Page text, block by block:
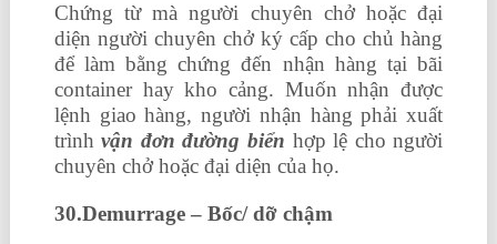
Chứng từ mà người chuyên chở hoặc đại
diện người chuyên chở ký cấp cho chủ hàng
để làm bằng chứng đến nhận hàng tại bãi
container hay kho cảng. Muốn nhận được
lệnh giao hàng, người nhận hàng phải xuất
trìnhvận đơn đường biển hợp lệ cho người
chuyên chở hoặc đại diện của họ.
30.Demurrage – Bốc/ dỡ chậm